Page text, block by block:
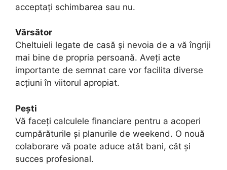
acceptați schimbarea sau nu.
Vărsător
Cheltuieli legate de casă și nevoia de a vă îngriji
mai bine de propria persoană. Aveți acte
importante de semnat care vor facilita diverse
acțiuni în viitorul apropiat.
Pești
Vă faceți calculele financiare pentru a acoperi
cumpărăturile și planurile de weekend. O nouă
colaborare vă poate aduce atât bani, cât și
succes profesional.